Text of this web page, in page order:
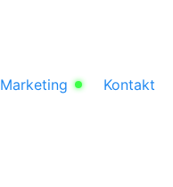
Marketing Kontakt